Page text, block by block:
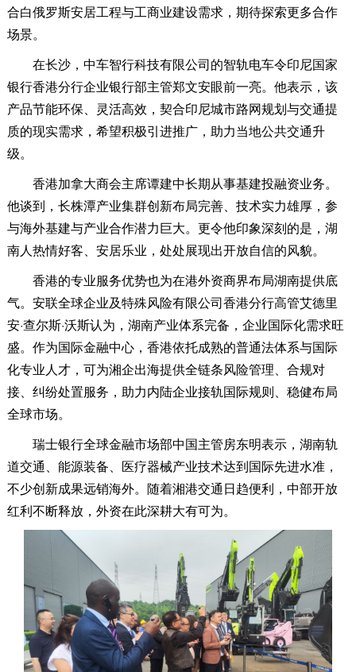
合白俄罗斯安居工程与工商业建设需求，期待探索更多合作
场景。
在长沙，中车智行科技有限公司的智轨电车令印尼国家
银行香港分行企业银行部主管郑文安眼前一亮。他表示，该
产品节能环保、灵活高效，契合印尼城市路网规划与交通提
质的现实需求，希望积极引进推广，助力当地公共交通升
级。
香港加拿大商会主席谭建中长期从事基建投融资业务。
他谈到，长株潭产业集群创新布局完善、技术实力雄厚，参
与海外基建与产业合作潜力巨大。更令他印象深刻的是，湖
南人热情好客、安居乐业，处处展现出开放自信的风貌。
香港的专业服务优势也为在港外资商界布局湖南提供底
气。安联全球企业及特殊风险有限公司香港分行高管艾德里
安·查尔斯·沃斯认为，湖南产业体系完备，企业国际化需求旺
盛。作为国际金融中心，香港依托成熟的普通法体系与国际
化专业人才，可为湘企出海提供全链条风险管理、合规对
接、纠纷处置服务，助力内陆企业接轨国际规则、稳健布局
全球市场。
瑞士银行全球金融市场部中国主管房东明表示，湖南轨
道交通、能源装备、医疗器械产业技术达到国际先进水准，
不少创新成果远销海外。随着湘港交通日趋便利，中部开放
红利不断释放，外资在此深耕大有可为。